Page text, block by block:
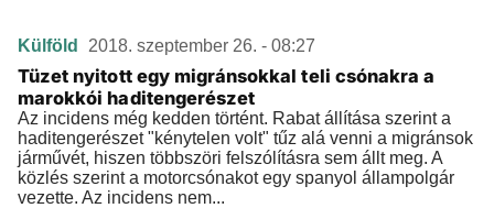
Külföld 2018. szeptember 26. - 08:27
Tüzet nyitott egy migránsokkal teli csónakra a
marokkói haditengerészet
Az incidens még kedden történt. Rabat állítása szerint a
haditengerészet "kénytelen volt" tűz alá venni a migránsok
járművét, hiszen többszöri felszólításra sem állt meg. A
közlés szerint a motorcsónakot egy spanyol állampolgár
vezette. Az incidens nem...